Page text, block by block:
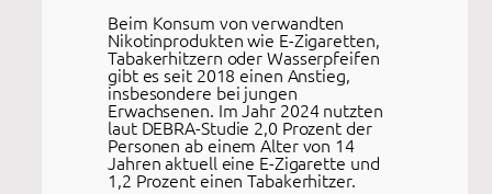
Beim Konsum von verwandten
Nikotinprodukten wie E-Zigaretten,
Tabakerhitzern oder Wasserpfeifen
gibt es seit 2018 einen Anstieg,
insbesondere bei jungen
Erwachsenen. Im Jahr 2024 nutzten
laut DEBRA-Studie 2,0 Prozent der
Personen ab einem Alter von 14
Jahren aktuell eine E-Zigarette und
1,2 Prozent einen Tabakerhitzer.